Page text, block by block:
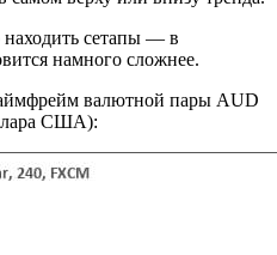
находить сетапы — в
намного сложнее.
валютной пары AUD
США):